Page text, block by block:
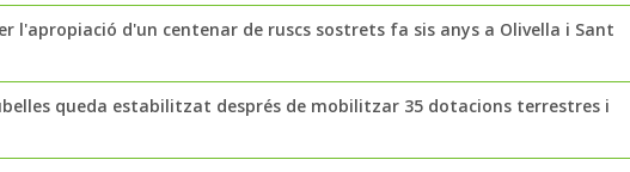
l'apropiació d'un centenar de ruscs sostrets fa sis anys a Olivella i Sant
queda estabilitzat després de mobilitzar 35 dotacions terrestres i